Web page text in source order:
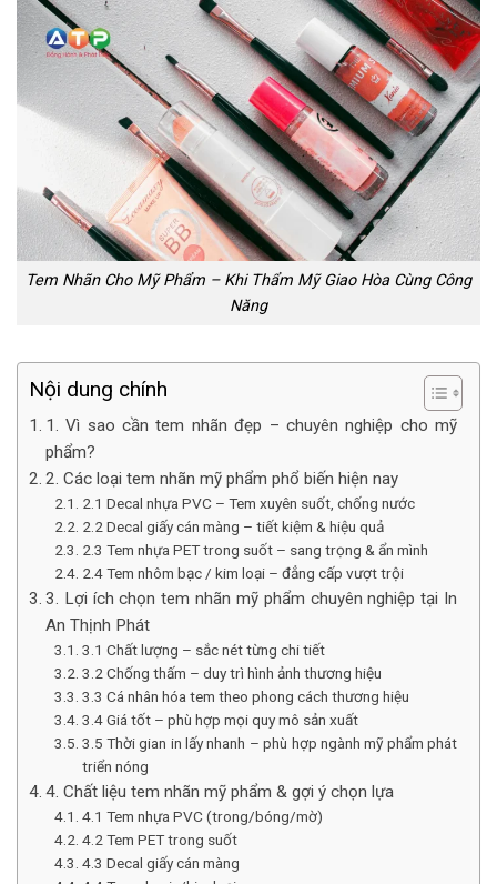
Tem Nhãn Cho Mỹ Phẩm – Khi Thẩm Mỹ Giao Hòa Cùng Công
Năng
Nội dung chính
1. Vì sao cần tem nhãn đẹp – chuyên nghiệp cho mỹ
phẩm?
2. Các loại tem nhãn mỹ phẩm phổ biến hiện nay
2.1 Decal nhựa PVC – Tem xuyên suốt, chống nước
2.2 Decal giấy cán màng – tiết kiệm & hiệu quả
2.3 Tem nhựa PET trong suốt – sang trọng & ẩn mình
2.4 Tem nhôm bạc / kim loại – đẳng cấp vượt trội
3. Lợi ích chọn tem nhãn mỹ phẩm chuyên nghiệp tại In
An Thịnh Phát
3.1 Chất lượng – sắc nét từng chi tiết
3.2 Chống thấm – duy trì hình ảnh thương hiệu
3.3 Cá nhân hóa tem theo phong cách thương hiệu
3.4 Giá tốt – phù hợp mọi quy mô sản xuất
3.5 Thời gian in lấy nhanh – phù hợp ngành mỹ phẩm phát
triển nóng
4. Chất liệu tem nhãn mỹ phẩm & gợi ý chọn lựa
4.1 Tem nhựa PVC (trong/bóng/mờ)
4.2 Tem PET trong suốt
4.3 Decal giấy cán màng